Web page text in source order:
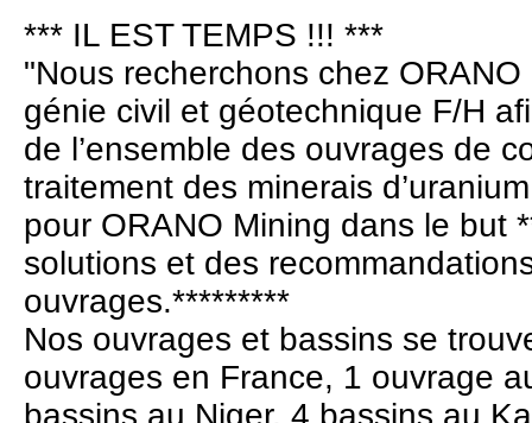
*** IL EST TEMPS !!! ***
"Nous recherchons chez
génie civil et géotechnique F/H
de l’ensemble des ouvrages de
traitement des minerais
pour ORANO Mining dans le but
solutions et des
ouvrages.*********
Nos ouvrages et bassins se
ouvrages en France, 1 ouvrage
bassins au Niger, 4 bassins au